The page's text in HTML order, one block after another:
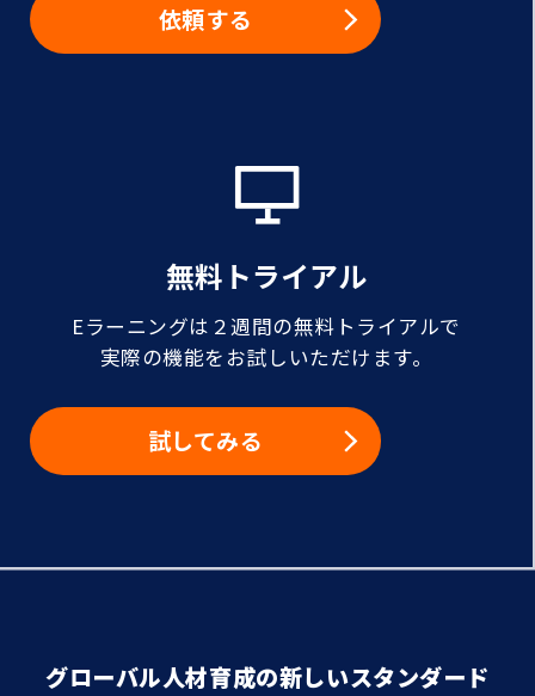
依頼する
無料トライアル
Eラーニングは２週間の無料トライアルで
実際の機能をお試しいただけます。
試してみる
グローバル人材育成の新しいスタンダード